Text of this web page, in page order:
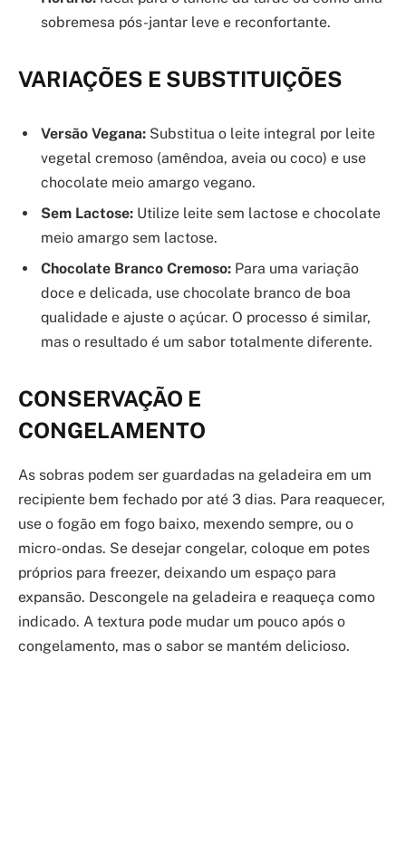
sobremesa pós-jantar leve e reconfortante.
VARIAÇÕES E SUBSTITUIÇÕES
Versão Vegana: Substitua o leite integral por leite
vegetal cremoso (amêndoa, aveia ou coco) e use
chocolate meio amargo vegano.
Sem Lactose: Utilize leite sem lactose e chocolate
meio amargo sem lactose.
Chocolate Branco Cremoso: Para uma variação
doce e delicada, use chocolate branco de boa
qualidade e ajuste o açúcar. O processo é similar,
mas o resultado é um sabor totalmente diferente.
CONSERVAÇÃO E
CONGELAMENTO
As sobras podem ser guardadas na geladeira em um
recipiente bem fechado por até 3 dias. Para reaquecer,
use o fogão em fogo baixo, mexendo sempre, ou o
micro-ondas. Se desejar congelar, coloque em potes
próprios para freezer, deixando um espaço para
expansão. Descongele na geladeira e reaqueça como
indicado. A textura pode mudar um pouco após o
congelamento, mas o sabor se mantém delicioso.